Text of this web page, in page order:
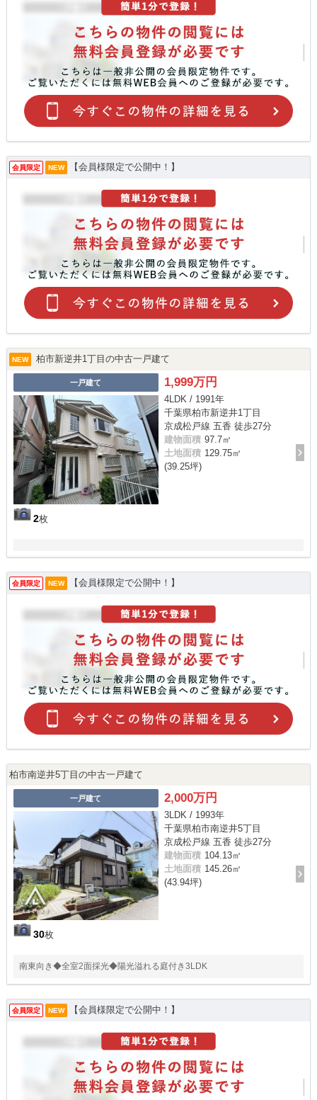
会員限定 NEW 【会員様限定で公開中！】
NEW 柏市新逆井1丁目の中古一戸建て
一戸建て
2枚
1,999万円
4LDK / 1991年
千葉県柏市新逆井1丁目
京成松戸線 五香 徒歩27分
建物面積 97.7㎡
土地面積 129.75㎡
(39.25坪)
会員限定 NEW 【会員様限定で公開中！】
柏市南逆井5丁目の中古一戸建て
一戸建て
30枚
2,000万円
3LDK / 1993年
千葉県柏市南逆井5丁目
京成松戸線 五香 徒歩27分
建物面積 104.13㎡
土地面積 145.26㎡
(43.94坪)
南東向き◆全室2面採光◆陽光溢れる庭付き3LDK
会員限定 NEW 【会員様限定で公開中！】